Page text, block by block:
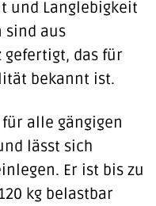
und Langlebigkeit
sind aus
gefertigt, das für
bekannt ist.
alle gängigen
lässt sich
Er ist bis zu
kg belastbar